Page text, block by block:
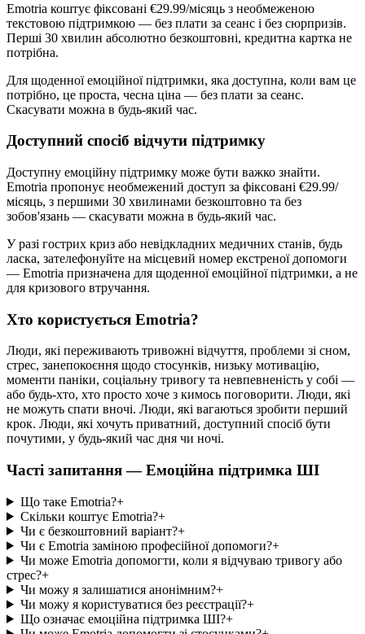
Emotria коштує фіксовані €29.99/місяць з необмеженою
текстовою підтримкою — без плати за сеанс і без сюрпризів.
Перші 30 хвилин абсолютно безкоштовні, кредитна картка не
потрібна.
Для щоденної емоційної підтримки, яка доступна, коли вам це
потрібно, це проста, чесна ціна — без плати за сеанс.
Скасувати можна в будь-який час.
Доступний спосіб відчути підтримку
Доступну емоційну підтримку може бути важко знайти.
Emotria пропонує необмежений доступ за фіксовані €29.99/
місяць, з першими 30 хвилинами безкоштовно та без
зобов'язань — скасувати можна в будь-який час.
У разі гострих криз або невідкладних медичних станів, будь
ласка, зателефонуйте на місцевий номер екстреної допомоги
— Emotria призначена для щоденної емоційної підтримки, а не
для кризового втручання.
Хто користується Emotria?
Люди, які переживають тривожні відчуття, проблеми зі сном,
стрес, занепокоєння щодо стосунків, низьку мотивацію,
моменти паніки, соціальну тривогу та невпевненість у собі —
або будь-хто, хто просто хоче з кимось поговорити. Люди, які
не можуть спати вночі. Люди, які вагаються зробити перший
крок. Люди, які хочуть приватний, доступний спосіб бути
почутими, у будь-який час дня чи ночі.
Часті запитання — Емоційна підтримка ШІ
Що таке Emotria?+
Скільки коштує Emotria?+
Чи є безкоштовний варіант?+
Чи є Emotria заміною професійної допомоги?+
Чи може Emotria допомогти, коли я відчуваю тривогу або
стрес?+
Чи можу я залишатися анонімним?+
Чи можу я користуватися без реєстрації?+
Що означає емоційна підтримка ШІ?+